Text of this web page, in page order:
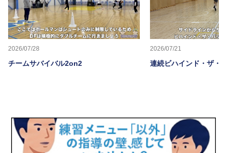
2026/07/28
チームサバイバル2on2
2026/07/21
連続ビハインド・ザ・